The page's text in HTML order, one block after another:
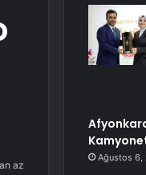
az
Ağustos 6,